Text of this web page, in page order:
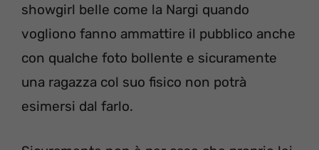
showgirl belle come la Nargi quando
vogliono fanno ammattire il pubblico anche
con qualche foto bollente e sicuramente
una ragazza col suo fisico non potrà
esimersi dal farlo.